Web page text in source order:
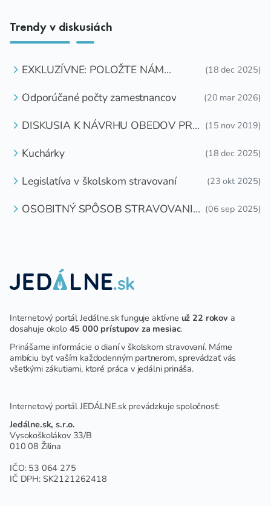
Trendy v diskusiách
EXKLUZÍVNE: POLOŽTE NÁM
(18 dec 2025)
Odporúčané počty zamestnancov (20 mar 2026)
DISKUSIA K NÁVRHU OBEDOV PRE
(15 nov 2019)
Kuchárky (18 dec 2025)
Legislatíva v školskom stravovaní (23 okt 2025)
OSOBITNÝ SPÔSOB STRAVOVANIA (06 sep 2025)
Internetový portál Jedálne.sk funguje aktívne už 22 rokova
dosahuje okolo 45 000 prístupov za mesiac.
Prinášame informácie o dianí v školskom stravovaní. Máme
ambíciu byť vaším každodenným partnerom, sprevádzať vás
všetkými zákutiami, ktoré práca v jedálni prináša.
Internetový portál JEDÁLNE.sk prevádzkuje spoločnosť:
Jedálne.sk, s.r.o.
Vysokoškolákov 33/B
010 08 Žilina
IČO: 53 064 275
IČ DPH: SK2121262418